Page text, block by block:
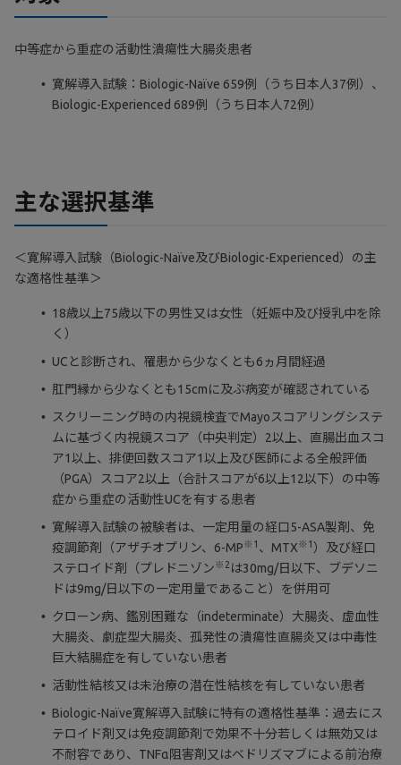
中等症から重症の活動性潰瘍性大腸炎患者
寛解導入試験：Biologic-Naïve 659例（うち日本人37例）、
Biologic-Experienced 689例（うち日本人72例）
主な選択基準
＜寛解導入試験（Biologic-Naïve及びBiologic-Experienced）の主
な適格性基準＞
18歳以上75歳以下の男性又は女性（妊娠中及び授乳中を除
く）
UCと診断され、罹患から少なくとも6ヵ月間経過
肛門縁から少なくとも15cmに及ぶ病変が確認されている
スクリーニング時の内視鏡検査でMayoスコアリングシステ
ムに基づく内視鏡スコア（中央判定）2以上、直腸出血スコ
ア1以上、排便回数スコア1以上及び医師による全般評価
（PGA）スコア2以上（合計スコアが6以上12以下）の中等
症から重症の活動性UCを有する患者
寛解導入試験の被験者は、一定用量の経口5-ASA製剤、免
疫調節剤（アザチオプリン、6-MP※1 、MTX※1 ）及び経口
ステロイド剤（プレドニゾン※2 は30mg/日以下、ブデソニ
ドは9mg/日以下の一定用量であること）を併用可
クローン病、鑑別困難な（indeterminate）大腸炎、虚血性
大腸炎、劇症型大腸炎、孤発性の潰瘍性直腸炎又は中毒性
巨大結腸症を有していない患者
活動性結核又は未治療の潜在性結核を有していない患者
Biologic-Naïve寛解導入試験に特有の適格性基準：過去にス
テロイド剤又は免疫調節剤で効果不十分若しくは無効又は
不耐容であり、TNFα阻害剤又はベドリズマブによる前治療